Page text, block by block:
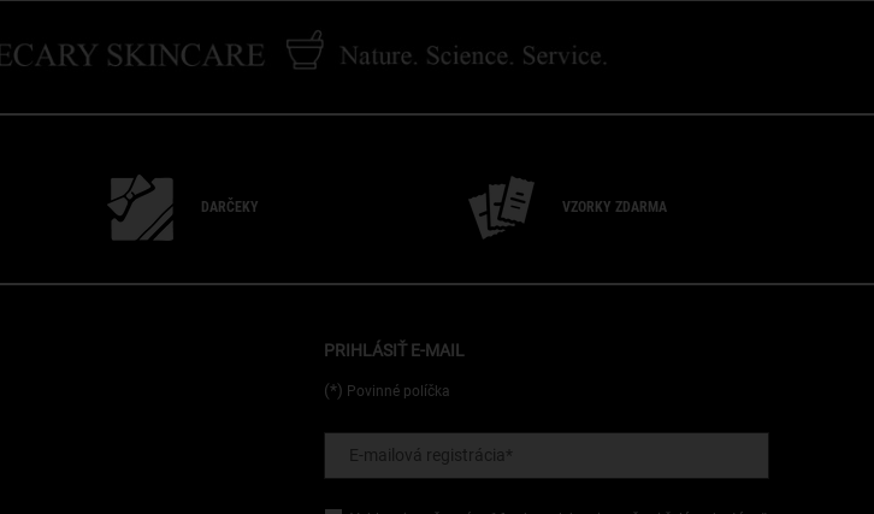
DARČEKY VZORKY ZDARMA
PRIHLÁSIŤ E-MAIL
(*) Povinné políčka
E-mailová registrácia *